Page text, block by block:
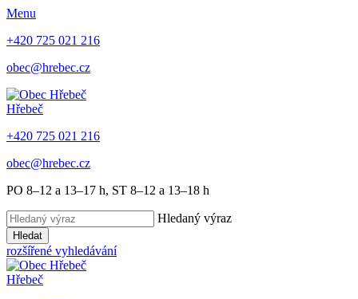
Menu
+420 725 021 216
obec@hrebec.cz
Hřebeč
+420 725 021 216
obec@hrebec.cz
PO 8–12 a 13–17 h, ST 8–12 a 13–18 h
Hledaný výraz
Hledat
rozšířené vyhledávání
Hřebeč